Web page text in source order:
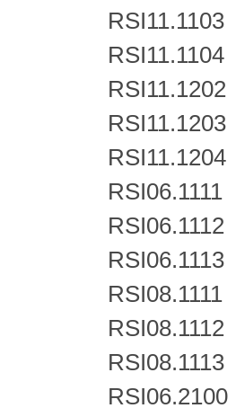
RSI11.1103
RSI11.1104
RSI11.1202
RSI11.1203
RSI11.1204
RSI06.1111
RSI06.1112
RSI06.1113
RSI08.1111
RSI08.1112
RSI08.1113
RSI06.2100